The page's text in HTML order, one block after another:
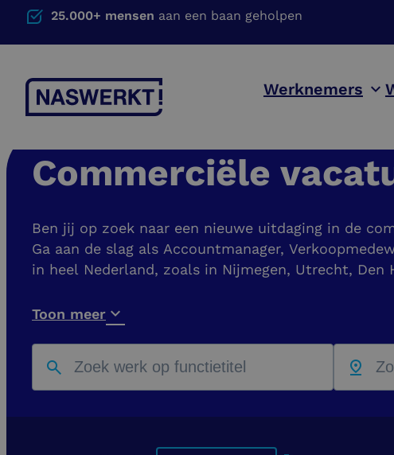
25.000+ mensen aan een baan geholpen
Werknemers
Commerciële
Ben jij op zoek naar een nieuwe uitdaging in de
Ga aan de slag als Accountmanager,
in heel Nederland, zoals in Nijmegen, Utrecht, Den
Toon meer